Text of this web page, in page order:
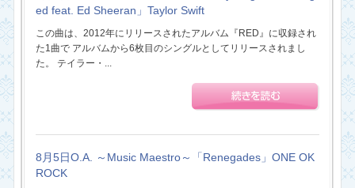
ed feat. Ed Sheeran」Taylor Swift
この曲は、2012年にリリースされたアルバム『RED』に収録され
た1曲で アルバムから6枚目のシングルとしてリリースされまし
た。 テイラー・...
8月5日O.A. ～Music Maestro～「Renegades」ONE OK
ROCK